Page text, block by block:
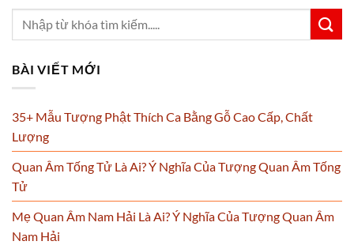
BÀI VIẾT MỚI
35+ Mẫu Tượng Phật Thích Ca Bằng Gỗ Cao Cấp, Chất
Lượng
Quan Âm Tống Tử Là Ai? Ý Nghĩa Của Tượng Quan Âm Tống
Tử
Mẹ Quan Âm Nam Hải Là Ai? Ý Nghĩa Của Tượng Quan Âm
Nam Hải